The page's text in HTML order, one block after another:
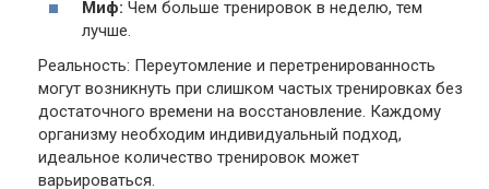
Миф: Чем больше тренировок в неделю, тем
лучше.
Реальность: Переутомление и перетренированность
могут возникнуть при слишком частых тренировках без
достаточного времени на восстановление. Каждому
организму необходим индивидуальный подход,
идеальное количество тренировок может
варьироваться.